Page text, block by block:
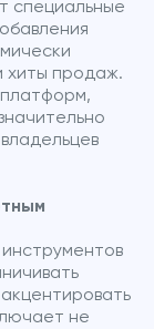
специальные
хиты продаж.
платформ,
не